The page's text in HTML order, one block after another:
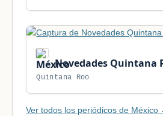
Novedades Quintana
Quintana Roo
Ver todos los periódicos de México